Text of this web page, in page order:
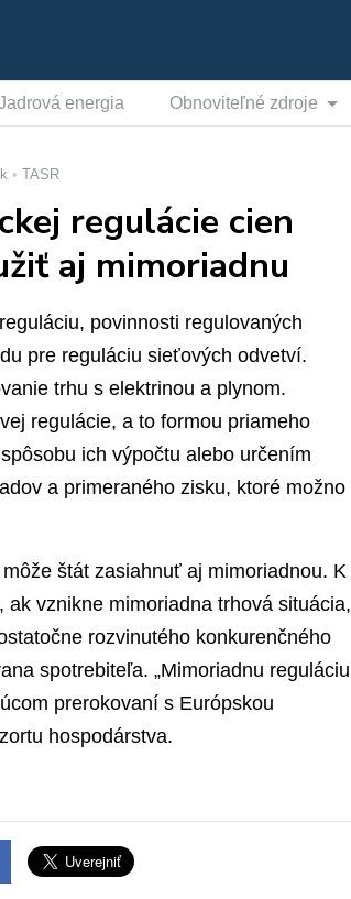
energia Obnoviteľné zdroje
TASR
regulácie cien
aj mimoriadnu
povinnosti regulovaných
pre reguláciu sieťových odvetví.
trhu s elektrinou a plynom.
regulácie, a to formou priameho
ich výpočtu alebo určením
a primeraného zisku, ktoré možno
štát zasiahnuť aj mimoriadnou. K
vznikne mimoriadna trhová situácia,
rozvinutého konkurenčného
spotrebiteľa. „Mimoriadnu reguláciu
prerokovaní s Európskou
hospodárstva.